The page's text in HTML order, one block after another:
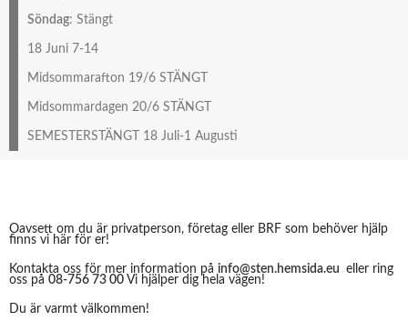
Söndag: Stängt
18 Juni 7-14
Midsommarafton 19/6 STÄNGT
Midsommardagen 20/6 STÄNGT
SEMESTERSTÄNGT 18 Juli-1 Augusti
Oavsett om du är privatperson, företag eller BRF som behöver hjälp
finns vi här för er!
Kontakta oss för mer information på info@sten.hemsida.eu eller ring
oss på 08-756 73 00 Vi hjälper dig hela vägen!
Du är varmt välkommen!